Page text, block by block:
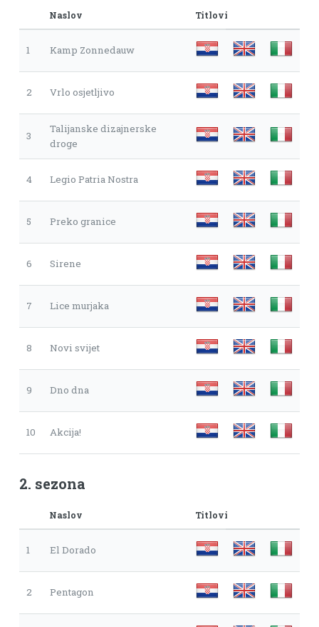
Naslov Titlovi
1 Kamp Zonnedauw
2 Vrlo osjetljivo
3
Talijanske dizajnerske
droge
4 Legio Patria Nostra
5 Preko granice
6 Sirene
7 Lice murjaka
8 Novi svijet
9 Dno dna
10 Akcija!
2. sezona
Naslov Titlovi
1 El Dorado
2 Pentagon